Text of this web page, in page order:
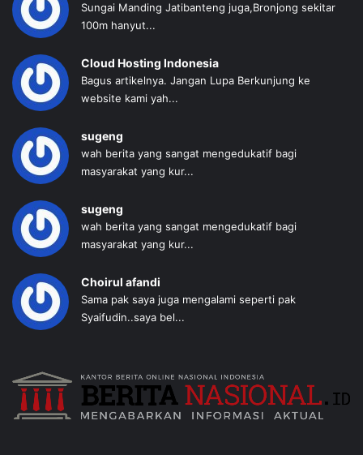
Sungai Manding Jatibanteng juga,Bronjong sekitar
100m hanyut...
Cloud Hosting Indonesia
Bagus artikelnya. Jangan Lupa Berkunjung ke
website kami yah...
sugeng
wah berita yang sangat mengedukatif bagi
masyarakat yang kur...
sugeng
wah berita yang sangat mengedukatif bagi
masyarakat yang kur...
Choirul afandi
Sama pak saya juga mengalami seperti pak
Syaifudin..saya bel...